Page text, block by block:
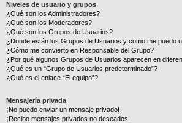
Niveles de usuario y grupos
¿Qué son los Administradores?
¿Qué son los Moderadores?
¿Qué son los Grupos de Usuarios?
¿Donde están los Grupos de Usuarios y como me puedo
¿Cómo me convierto en Responsable del Grupo?
¿Por qué algunos Grupos de Usuarios aparecen en
¿Qué es un “Grupo de Usuarios predeterminado”?
¿Qué es el enlace “El equipo”?
Mensajería privada
¡No puedo enviar un mensaje privado!
¡Recibo mensajes privados no deseados!